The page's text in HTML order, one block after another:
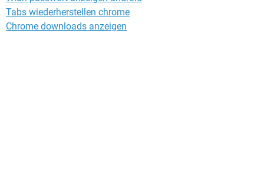
Tabs wiederherstellen chrome
Chrome downloads anzeigen